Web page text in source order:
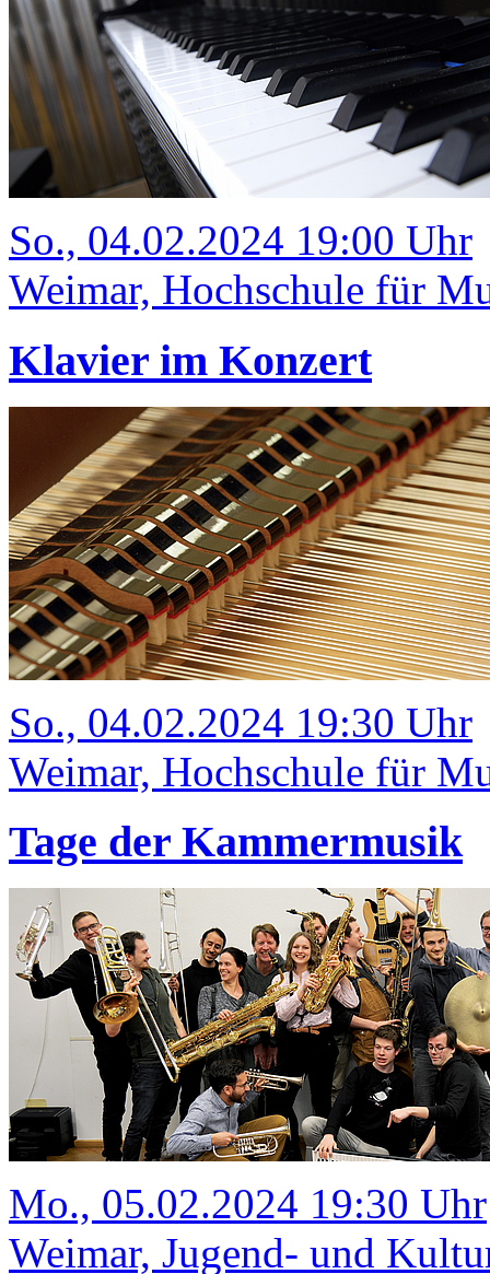
So., 04.02.2024 19:00 Uhr
Weimar, Hochschule für
Klavier im Konzert
So., 04.02.2024 19:30 Uhr
Weimar, Hochschule für
Tage der Kammermusik
Mo., 05.02.2024 19:30 Uhr
Weimar, Jugend- und